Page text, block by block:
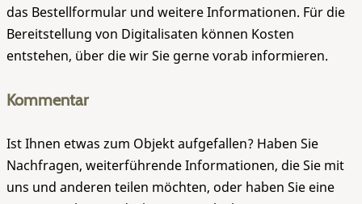
das Bestellformular und weitere Informationen. Für die
Bereitstellung von Digitalisaten können Kosten
entstehen, über die wir Sie gerne vorab informieren.
Kommentar
Ist Ihnen etwas zum Objekt aufgefallen? Haben Sie
Nachfragen, weiterführende Informationen, die Sie mit
uns und anderen teilen möchten, oder haben Sie eine